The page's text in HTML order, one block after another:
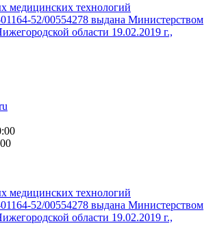
медицинских технологий
52/00554278 выдана Министерством
области 19.02.2019 г.,
медицинских технологий
52/00554278 выдана Министерством
области 19.02.2019 г.,